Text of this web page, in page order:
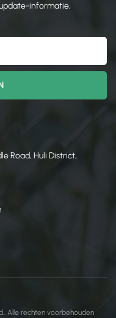
informatie,
Road, Huli District,
Alle rechten voorbehouden